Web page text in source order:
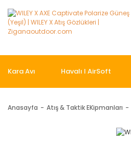
Kara Avı Havalı I AirSoft
Anasayfa Atış & Taktik EKipmanları